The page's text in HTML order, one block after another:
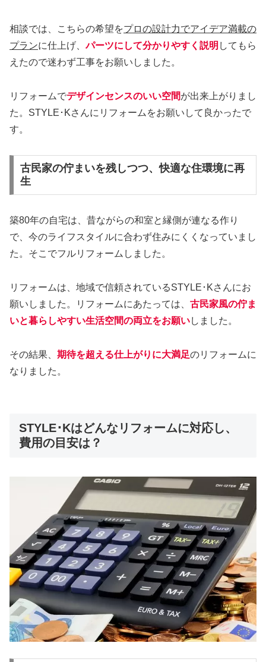
相談では、こちらの希望をプロの設計力でアイデア満載の
プランに仕上げ、パーツにして分かりやすく説明 してもら
えたので迷わず工事をお願いしました。
リフォームでデザインセンスのいい空間が出来上がりまし
た。STYLE･Kさんにリフォームをお願いして良かったで
す。
古民家の佇まいを残しつつ、快適な住環境に再
生
築80年の自宅は、昔ながらの和室と縁側が連なる作り
で、今のライフスタイルに合わず住みにくくなっていまし
た。そこでフルリフォームしました。
リフォームは、地域で信頼されているSTYLE･Kさんにお
願いしました。リフォームにあたっては、 古民家風の佇ま
いと暮らしやすい生活空間の両立をお願いしました。
その結果、 期待を超える仕上がりに大満足のリフォームに
なりました。
STYLE･Kはどんなリフォームに対応し、
費用の目安は？